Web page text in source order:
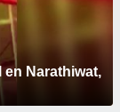
Narathiwat,